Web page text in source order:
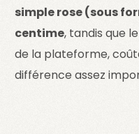
simple rose (sous
centime, tandis que
de la plateforme,
différence assez